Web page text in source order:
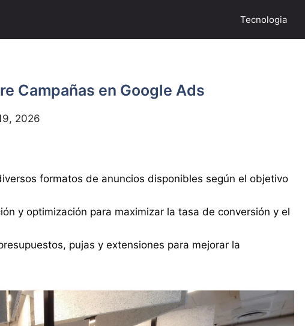
Tecnologia
Campañas en Google Ads
2026
formatos de anuncios disponibles según el objetivo
y optimización para maximizar la tasa de conversión y el
pujas y extensiones para mejorar la